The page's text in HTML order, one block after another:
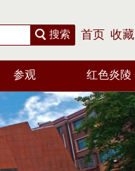
搜索 首页 收藏
参观 红色炎陵